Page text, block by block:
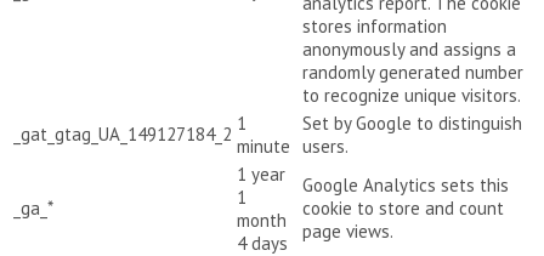
stores information
anonymously and assigns a
randomly generated number
to recognize unique visitors.
_gat_gtag_UA_149127184_2 1
minute
Set by Google to distinguish
users.
_ga_*
1 year
1
month
4 days
Google Analytics sets this
cookie to store and count
page views.